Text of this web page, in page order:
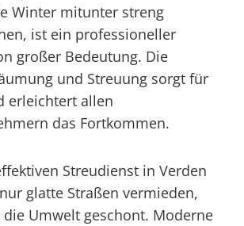
Winter mitunter streng
ist ein professioneller
großer Bedeutung. Die
und Streuung sorgt für
erleichtert allen
das Fortkommen.
Streudienst in Verden
glatte Straßen vermieden,
Umwelt geschont. Moderne